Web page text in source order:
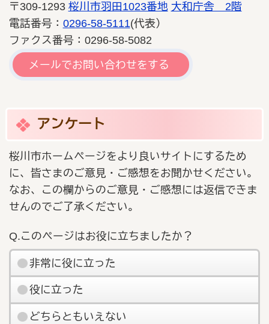
〒309-1293 桜川市羽田1023番地 大和庁舎 2階
電話番号： 0296-58-5111(代表）
ファクス番号：0296-58-5082
メールでお問い合わせをする
アンケート
桜川市ホームページをより良いサイトにするため
に、皆さまのご意見・ご感想をお聞かせください。
なお、この欄からのご意見・ご感想には返信できま
せんのでご了承ください。
Q.このページはお役に立ちましたか？
非常に役に立った
役に立った
どちらともいえない